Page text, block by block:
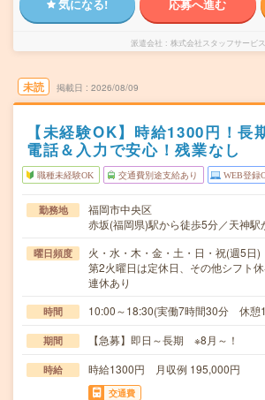
気になる! 応募へ進む
派遣会社 株式会社スタッフサービス
未読 掲載日 2026/08/09
【未経験OK】時給1300円！長
電話＆入力で安心！残業なし
職種未経験OK 交通費別途支給あり WEB登録
勤務地
福岡市中央区
赤坂(福岡県)駅から徒歩5分／天神駅
曜日頻度
火・水・木・金・土・日・祝(週5
第2火曜日は定休日、その他シフト
連休あり
時間 10:00～18:30(実働7時間30分 休憩
期間 【急募】即日～長期 ※8月～！
時給 時給1300円 月収例 195,000円
交通費